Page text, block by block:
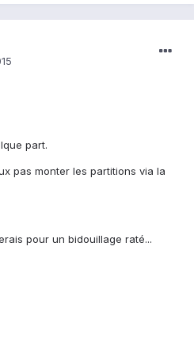
part.
pas monter les partitions via la
pour un bidouillage raté...